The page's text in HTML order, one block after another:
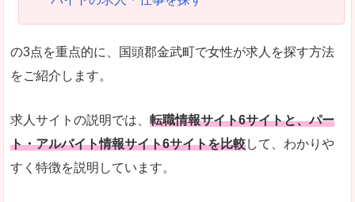
の3点を重点的に、国頭郡金武町で女性が求人を探す方法
をご紹介します。
求人サイトの説明では、 転職情報サイト6サイトと、パー
ト・アルバイト情報サイト6サイトを比較して、わかりや
すく特徴を説明しています。